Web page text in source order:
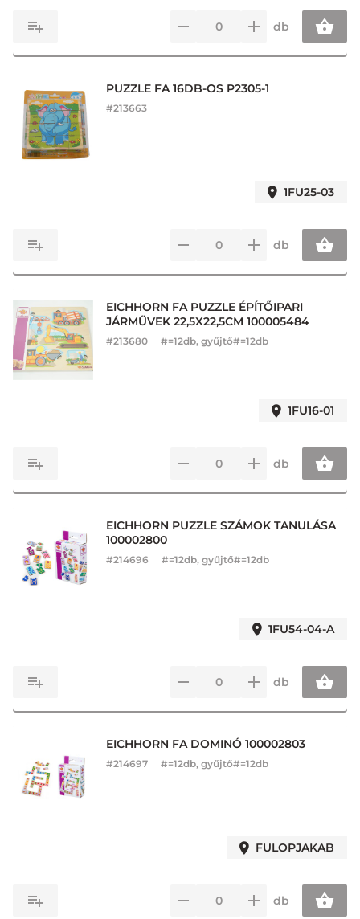
db
PUZZLE FA 16DB-OS P2305-1
#213663
1FU25-03
db
EICHHORN FA PUZZLE ÉPÍTŐIPARI
JÁRMŰVEK 22,5X22,5CM 100005484
#213680 #=12db, gyűjtő#=12db
1FU16-01
db
EICHHORN PUZZLE SZÁMOK TANULÁSA
100002800
#214696 #=12db, gyűjtő#=12db
1FU54-04-A
db
EICHHORN FA DOMINÓ 100002803
#214697 #=12db, gyűjtő#=12db
FULOPJAKAB
db